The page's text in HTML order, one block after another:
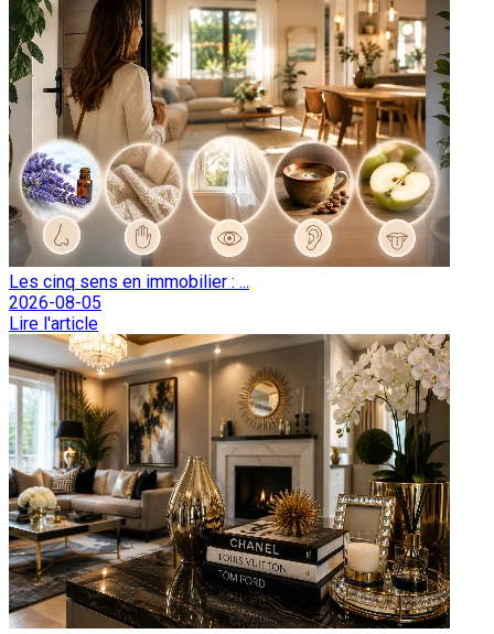
Les cinq sens en immobilier : ...
2026-08-05
Lire l'article